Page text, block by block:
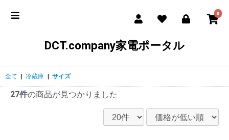
0
DCT.company家電ポータル
全て 冷蔵庫 サイズ
27件の商品が見つかりました